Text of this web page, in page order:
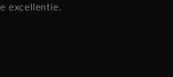
excellentie.